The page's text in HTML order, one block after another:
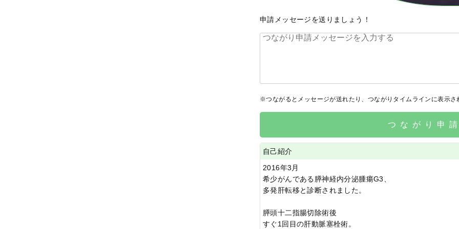
申請メッセージを送りましょう！
※つながるとメッセージが送れたり、つながりタイムラインに表示さ
つながり申
自己紹介
2016年3月
希少がんである膵神経内分泌腫瘍G3、
多発肝転移と診断されました。
膵頭十二指腸切除術後
すぐ1回目の肝動脈塞栓術。